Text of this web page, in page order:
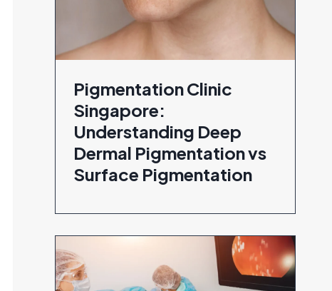
Pigmentation Clinic
Singapore:
Understanding Deep
Dermal Pigmentation vs
Surface Pigmentation